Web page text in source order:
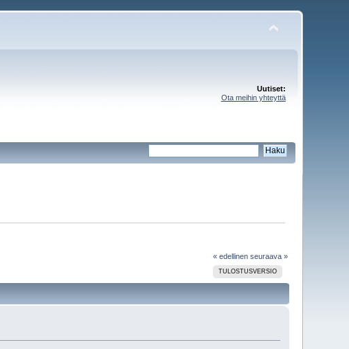
Uutiset:
Ota meihin yhteyttä
« edellinen seuraava »
TULOSTUSVERSIO